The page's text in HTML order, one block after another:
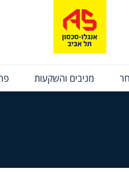
מניבים והשקעות